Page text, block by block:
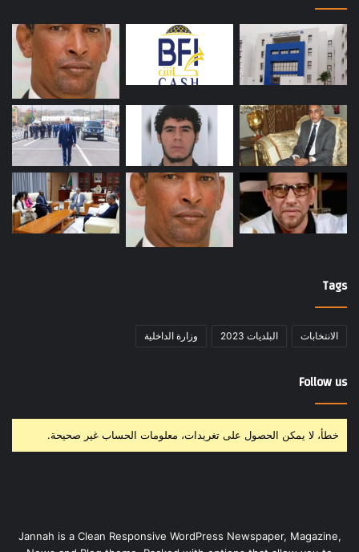
Tags
الانتخابات البلديات 2023 وزارة الداخلية
Follow us
خطأ، لا يمكن الحصول على تغريدات، معلومات الحساب غير صحيحة.
Jannah is a Clean Responsive WordPress Newspaper, Magazine,